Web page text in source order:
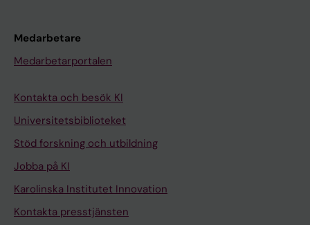
Medarbetare
Medarbetarportalen
Kontakta och besök KI
Universitetsbiblioteket
Stöd forskning och utbildning
Jobba på KI
Karolinska Institutet Innovation
Kontakta presstjänsten